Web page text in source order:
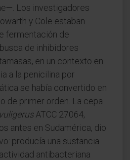
Los investigadores
y Cole estaban
fermentación de
de inhibidores
en un contexto en
a la penicilina por
se había convertido en
de primer orden. La cepa
ATCC 27064,
antes en Sudamérica, dio
producía una sustancia
antibacteriana